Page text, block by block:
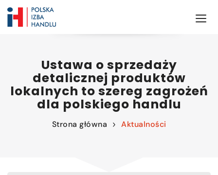
Ustawa o sprzedaży
detalicznej produktów
lokalnych to szereg zagrożeń
dla polskiego handlu
Strona główna Aktualności